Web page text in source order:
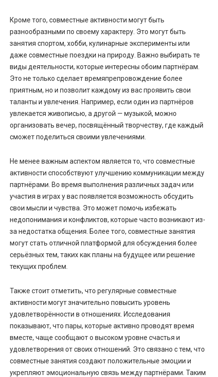
Кроме того, совместные активности могут быть
разнообразными по своему характеру. Это могут быть
занятия спортом, хобби, кулинарные эксперименты или
даже совместные поездки на природу. Важно выбирать те
виды деятельности, которые интересны обоим партнёрам.
Это не только сделает времяпрепровождение более
приятным, но и позволит каждому из вас проявить свои
таланты и увлечения. Например, если один из партнёров
увлекается живописью, а другой — музыкой, можно
организовать вечер, посвящённый творчеству, где каждый
сможет поделиться своими увлечениями.
Не менее важным аспектом является то, что совместные
активности способствуют улучшению коммуникации между
партнёрами. Во время выполнения различных задач или
участия в играх у вас появляется возможность обсудить
свои мысли и чувства. Это может помочь избежать
недопонимания и конфликтов, которые часто возникают из-
за недостатка общения. Более того, совместные занятия
могут стать отличной платформой для обсуждения более
серьёзных тем, таких как планы на будущее или решение
текущих проблем.
Также стоит отметить, что регулярные совместные
активности могут значительно повысить уровень
удовлетворённости в отношениях. Исследования
показывают, что пары, которые активно проводят время
вместе, чаще сообщают о высоком уровне счастья и
удовлетворения от своих отношений. Это связано с тем, что
совместные занятия создают положительные эмоции и
укрепляют эмоциональную связь между партнёрами. Таким